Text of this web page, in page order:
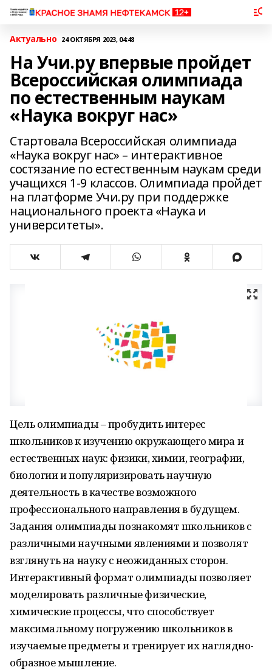
Актуально 24 ОКТЯБРЯ 2023, 04:48
На Учи.ру впервые пройдет
Всероссийская олимпиада
по естественным наукам
«Наука вокруг нас»
Стартовала Всероссийская олимпиада
«Наука вокруг нас» – интерактивное
состязание по естественным наукам среди
учащихся 1-9 классов. Олимпиада пройдет
на платформе Учи.ру при поддержке
национального проекта «Наука и
университеты».
Цель олимпиады – пробудить интерес
школьников к изучению окружающего мира и
естественных наук: физики, химии, географии,
биологии и популяризировать научную
деятельность в качестве возможного
профессионального направления в будущем.
Задания олимпиады познакомят школьников с
различными научными явлениями и позволят
взглянуть на науку с неожиданных сторон.
Интерактивный формат олимпиады позволяет
моделировать различные физические,
химические процессы, что способствует
максимальному погружению школьников в
изучаемые предметы и тренирует их наглядно-
образное мышление.